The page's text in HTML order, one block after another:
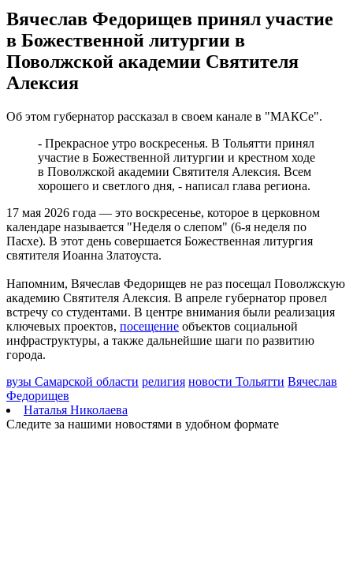
августа
07.08.2026 | 20:51
В Самаре пустят дополнительный транспорт в день матча КС
— "Балтика"
07.08.2026 | 20:07
В Самаре временно изменят маршруты дачных автобусов №
07.08.2026 | 19:29
рассказали, какие продукты дорожают летом
07.08.2026 | 19:11
В селе Усинское тушили крышу "заброшки" 7 августа
07.08.2026 | 18:55
политических партий в избирательных бюллетенях
07.08.2026 | 18:49
Исследование: россияне увеличивают расходы на спорт и
ЗОЖ
В Самарской области продлили ограничения по купанию на
четырех пляжах
07.08.2026 | 18:22
Вячеслав Федорищев впервые вручил знак "За вклад в
развитие Самарской области" выдающимся жителям
07.08.2026 | 18:21
07.08.2026 | 18:05
"Самара в движении": расписание бесплатных тренировок 8
августа
07.08.2026 | 17:56
Вячеслав Федорищев принял участие
в Божественной литургии в
Поволжской академии Святителя
Алексия
Об этом губернатор рассказал в своем канале в "МАКСе".
- Прекрасное утро воскресенья. В Тольятти принял
участие в Божественной литургии и крестном ходе
в Поволжской академии Святителя Алексия. Всем
хорошего и светлого дня, - написал глава региона.
17 мая 2026 года — это воскресенье, которое в церковном
календаре называется "Неделя о слепом" (6-я неделя по
Пасхе). В этот день совершается Божественная литургия
святителя Иоанна Златоуста.
Напомним, Вячеслав Федорищев не раз посещал Поволжскую
академию Святителя Алексия. В апреле губернатор провел
встречу со студентами. В центре внимания были реализация
ключевых проектов, посещение объектов социальной
инфраструктуры, а также дальнейшие шаги по развитию
города.
вузы Самарской области религия новости Тольятти Вячеслав
Федорищев
Наталья Николаева
Следите за нашими новостями в удобном формате